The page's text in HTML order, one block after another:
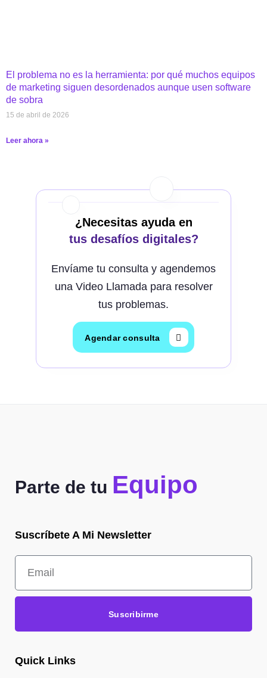
El problema no es la herramienta: por qué muchos equipos
de marketing siguen desordenados aunque usen software
de sobra
15 de abril de 2026
Leer ahora »
¿Necesitas ayuda en
tus desafíos digitales?
Envíame tu consulta y agendemos
una Video Llamada para resolver
tus problemas.
Agendar consulta
Parte de tu Equipo
Suscríbete A Mi Newsletter
Suscribirme
Quick Links